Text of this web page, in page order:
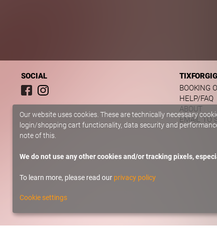
SOCIAL
BOOKING
HELP/FAQ
ABOUT
EMAIL TO
Our website uses cookies. These are technically necessary
login/shopping cart functionality, data security and
note of this.
We do not use any other cookies and/or tracking pixels,
To learn more, please read our privacy policy
Cookie settings